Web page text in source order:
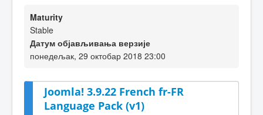
Maturity
Stable
Датум објављивања верзије
понедељак, 29 октобар 2018 23:00
Joomla! 3.9.22 French fr-FR
Language Pack (v1)